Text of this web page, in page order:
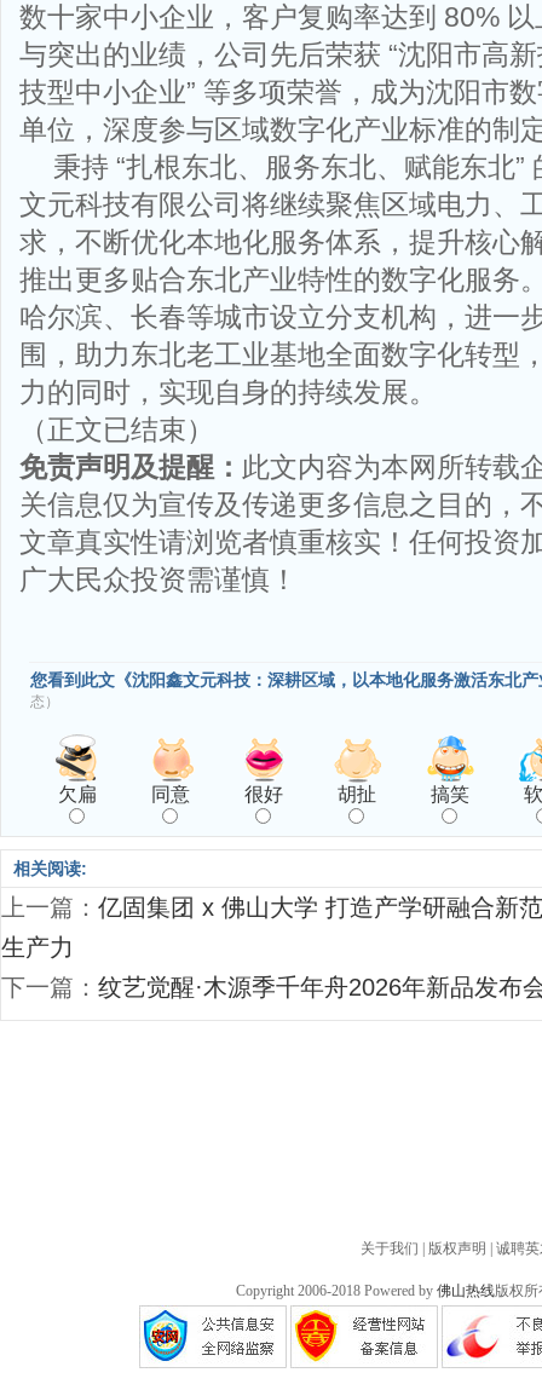
数十家中小企业，客户复购率达到 80%
与突出的业绩，公司先后荣获 “沈阳市高
技型中小企业” 等多项荣誉，成为沈阳市
单位，深度参与区域数字化产业标准的制
秉持 “扎根东北、服务东北、赋能东北”
文元科技有限公司将继续聚焦区域电力、
求，不断优化本地化服务体系，提升核心
推出更多贴合东北产业特性的数字化服务
哈尔滨、长春等城市设立分支机构，进一
围，助力东北老工业基地全面数字化转型
力的同时，实现自身的持续发展。
（正文已结束）
免责声明及提醒： 此文内容为本网所转载
关信息仅为宣传及传递更多信息之目的，
文章真实性请浏览者慎重核实！任何投资
广大民众投资需谨慎！
您看到此文《沈阳鑫文元科技：深耕区域，以本地化服务激活东北
态）
欠扁 同意 很好 胡扯 搞笑
相关阅读:
上一篇： 亿固集团 x 佛山大学 打造产学研融合新
生产力
下一篇： 纹艺觉醒·木源季千年舟2026年新品发布
关于我们 版权声明 诚聘
Copyright 2006-2018 Powered by 佛山热线版权